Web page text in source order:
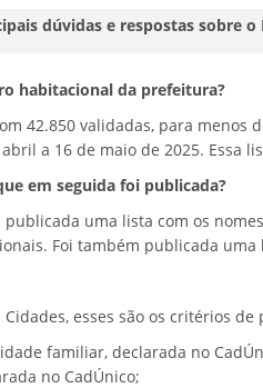
dúvidas e respostas sobre o
habitacional da prefeitura?
42.850 validadas, para
a 16 de maio de 2025. Essa
em seguida foi publicada?
uma lista com os
Foi também publicada uma
esses são os critérios de
familiar, declarada no
no CadÚnico;